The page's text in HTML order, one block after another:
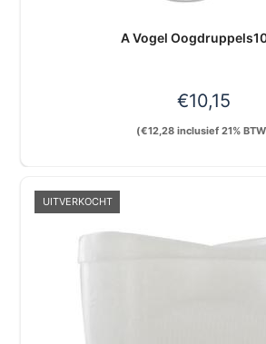
A Vogel
€10,15
(€12,28 inclusief 21%
UITVERKOCHT